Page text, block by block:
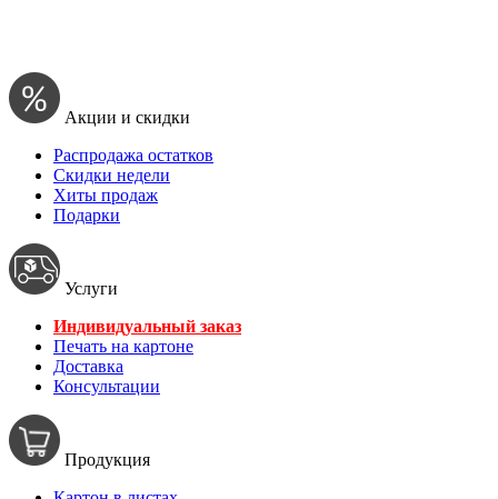
Акции и скидки
Распродажа остатков
Скидки недели
Хиты продаж
Подарки
Услуги
Индивидуальный заказ
Печать на картоне
Доставка
Консультации
Продукция